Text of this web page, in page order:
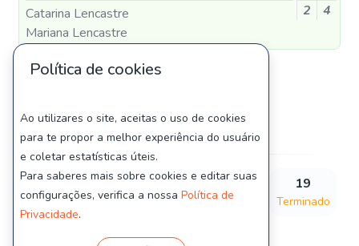
Catarina Lencastre
Mariana Lencastre
2
4
Jogos
0
Pendente
0
Programado
0
Em Jogo
19
Terminado
Política de cookies
Ao utilizares o site, aceitas o uso de cookies
para te propor a melhor experiência do usuário
e coletar estatísticas úteis.
Para saberes mais sobre cookies e editar suas
configurações, verifica a nossa Política de
Privacidade.